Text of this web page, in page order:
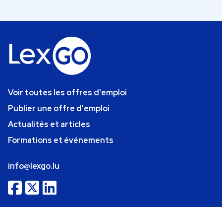
Voir toutes les offres d'emploi
Publier une offre d'emploi
Actualités et articles
Formations et événements
info@lexgo.lu